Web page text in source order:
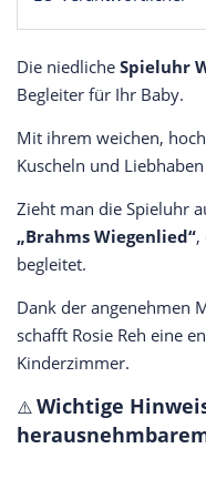
Die niedlicheSpieluhr
Begleiter für Ihr Baby.
Mit ihrem weichen,
Kuscheln und
Zieht man die Spieluhr
„Brahms Wiegenlied“,
begleitet.
Dank der angenehmen
schafft Rosie Reh eine
Kinderzimmer.
⚠️Wichtige